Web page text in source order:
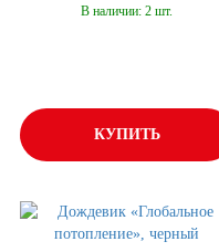
В наличии: 2 шт.
КУПИТЬ